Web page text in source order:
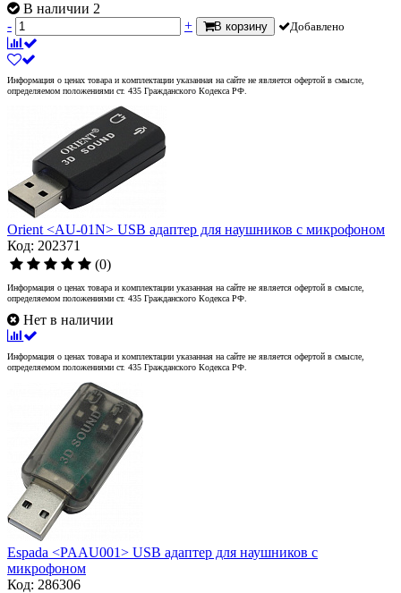
В наличии 2
-
+ В корзину Добавлено
Информация о ценах товара и комплектации указанная на сайте не является офертой в смысле,
определяемом положениями ст. 435 Гражданского Кодекса РФ.
Orient <AU-01N> USB адаптер для наушников с микрофоном
Код: 202371
(0)
Информация о ценах товара и комплектации указанная на сайте не является офертой в смысле,
определяемом положениями ст. 435 Гражданского Кодекса РФ.
Нет в наличии
Информация о ценах товара и комплектации указанная на сайте не является офертой в смысле,
определяемом положениями ст. 435 Гражданского Кодекса РФ.
Espada <PAAU001> USB адаптер для наушников с
микрофоном
Код: 286306